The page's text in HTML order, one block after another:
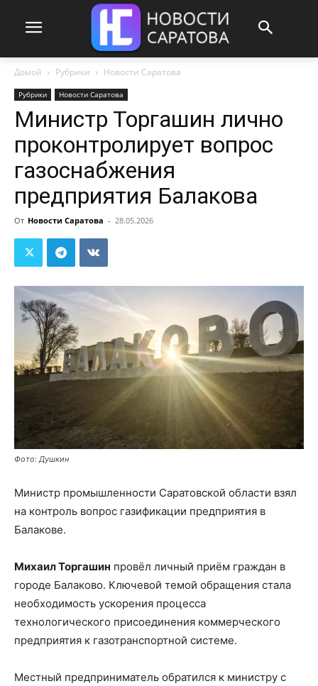
Домой Рубрики Новости Саратова
Рубрики Новости Саратова
Министр Торгашин лично
проконтролирует вопрос
газоснабжения
предприятия Балакова
От Новости Саратова - 28.05.2026
Фото: Душкин
Министр промышленности Саратовской области взял
на контроль вопрос газификации предприятия в
Балакове.
Михаил Торгашин провёл личный приём граждан в
городе Балаково. Ключевой темой обращения стала
необходимость ускорения процесса
технологического присоединения коммерческого
предприятия к газотранспортной системе.
Местный предприниматель обратился к министру с